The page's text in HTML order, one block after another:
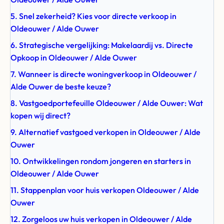
5. Snel zekerheid? Kies voor directe verkoop in
Oldeouwer / Alde Ouwer
6. Strategische vergelijking: Makelaardij vs. Directe
Opkoop in Oldeouwer / Alde Ouwer
7. Wanneer is directe woningverkoop in Oldeouwer /
Alde Ouwer de beste keuze?
8. Vastgoedportefeuille Oldeouwer / Alde Ouwer: Wat
kopen wij direct?
9. Alternatief vastgoed verkopen in Oldeouwer / Alde
Ouwer
10. Ontwikkelingen rondom jongeren en starters in
Oldeouwer / Alde Ouwer
11. Stappenplan voor huis verkopen Oldeouwer / Alde
Ouwer
12. Zorgeloos uw huis verkopen in Oldeouwer / Alde